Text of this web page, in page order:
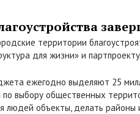
территории
для жизни» и
ежегодно выделяют 25
выбору общественных
людей объекты, делать